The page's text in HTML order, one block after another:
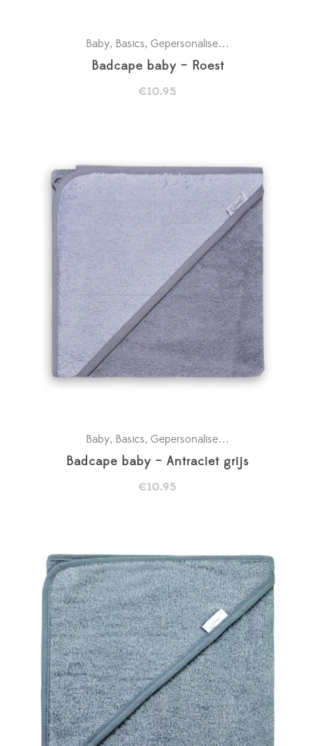
Baby, Basics, Gepersonaliseerde badcapes
Badcape baby – Roest
€10.95
Baby, Basics, Gepersonaliseerde badcapes
Badcape baby – Antraciet grijs
€10.95